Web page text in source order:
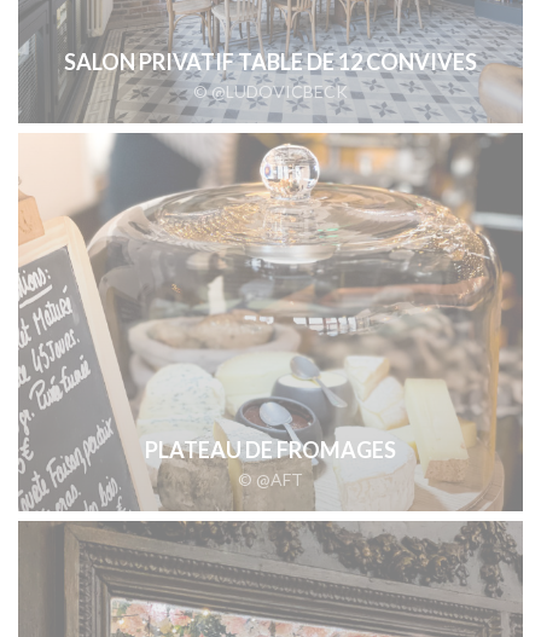
SALON PRIVATIF TABLE DE 12 CONVIVES
© @LUDOVICBECK
PLATEAU DE FROMAGES
© @AFT